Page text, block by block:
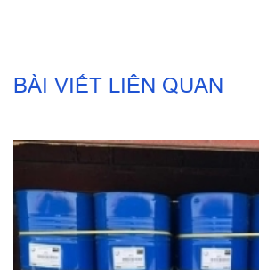
BÀI VIẾT LIÊN QUAN